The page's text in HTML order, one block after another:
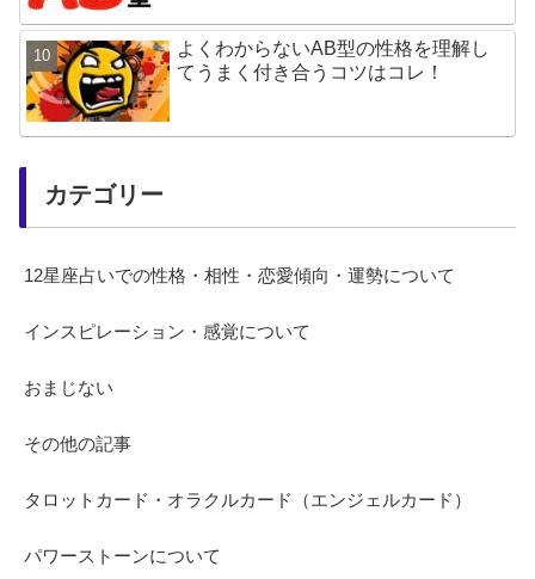
よくわからないAB型の性格を理解し
てうまく付き合うコツはコレ！
カテゴリー
12星座占いでの性格・相性・恋愛傾向・運勢について
インスピレーション・感覚について
おまじない
その他の記事
タロットカード・オラクルカード（エンジェルカード）
パワーストーンについて